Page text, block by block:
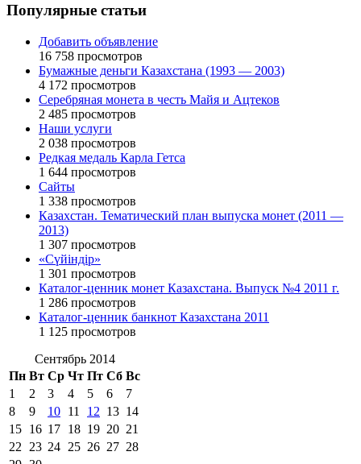
Популярные статьи
Добавить объявление
16 758 просмотров
Бумажные деньги Казахстана (1993 — 2003)
4 172 просмотров
Серебряная монета в честь Майя и Ацтеков
2 485 просмотров
Наши услуги
2 038 просмотров
Редкая медаль Карла Гетса
1 644 просмотров
Сайты
1 338 просмотров
Казахстан. Тематический план выпуска монет (2011 —
2013)
1 307 просмотров
«Сүйіндір»
1 301 просмотров
Каталог-ценник монет Казахстана. Выпуск №4 2011 г.
1 286 просмотров
Каталог-ценник банкнот Казахстана 2011
1 125 просмотров
Сентябрь 2014
Пн Вт Ср Чт Пт Сб Вс
1
2 3 4 5 6
7
8
9 10 11 12 13 14
15 16 17 18 19 20 21
22
23 24 25 26 27 28